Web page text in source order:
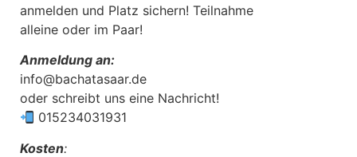
anmelden und Platz sichern! Teilnahme
alleine oder im Paar!
Anmeldung an:
info@bachatasaar.de
oder schreibt uns eine Nachricht!
015234031931
Kosten: